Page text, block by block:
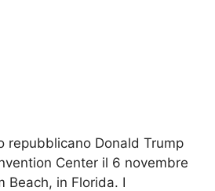
repubblicano Donald Trump
Center il 6 novembre
Beach, in Florida. I